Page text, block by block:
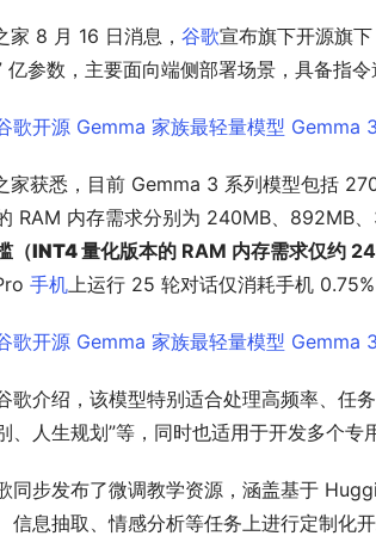
家 8 月 16 日消息， 谷歌宣布旗下开源旗
亿参数，主要面向端侧部署场景，具备指令
家获悉，目前 Gemma 3 系列模型包括
RAM 内存需求分别为 240MB、892MB、
（INT4 量化版本的 RAM 内存需求仅约
手机 上运行 25 轮对话仅消耗手机 0.75%
歌介绍，该模型特别适合处理高频率、任
、人生规划”等，同时也适用于开发多个专
同步发布了微调教学资源，涵盖基于
信息抽取、情感分析等任务上进行定制化